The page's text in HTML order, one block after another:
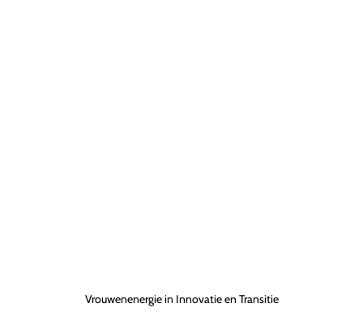
Vrouwenenergie in Innovatie en Transitie